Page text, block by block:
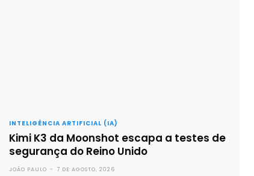
INTELIGÊNCIA ARTIFICIAL (IA)
Kimi K3 da Moonshot escapa a testes de
segurança do Reino Unido
JOÃO PAULO - 7 DE AGOSTO, 2026